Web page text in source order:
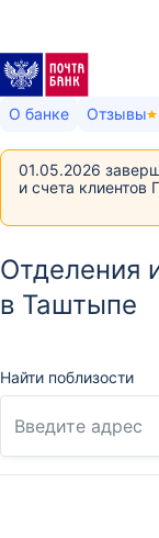
О банке Отзывы
01.05.2026
и счета клиентов
Отделения
в Таштыпе
Найти поблизости